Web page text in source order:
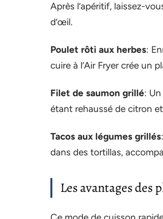
Après l’apéritif, laissez-
d’œil.
Poulet rôti aux herbes:
cuire à l’Air Fryer crée un
Filet de saumon grillé:
étant rehaussé de citron
Tacos aux légumes grillés
dans des tortillas,
Les avantages des